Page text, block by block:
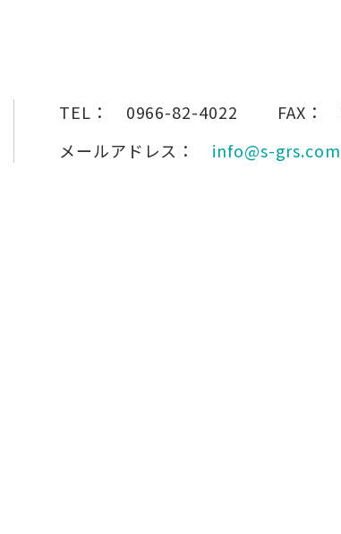
TEL： 0966-82-4022 FAX：
メールアドレス：
info@s-grs.com